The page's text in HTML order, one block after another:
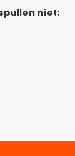
niet: